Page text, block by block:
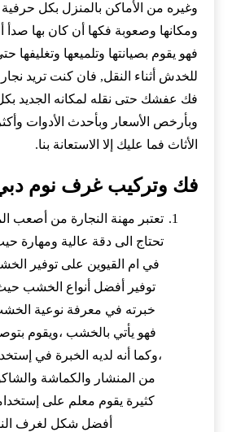
وغيره من الأماكن بالمنزل بكل
ومكانها وصعوبة فكها أن كان بها
فهو يقوم بصيانتها وتلميعها وتغليفها
للخدش أثناء النقل, فان كنت تريد نجار
فك عفشك حتى نقله لمكانه الجديد
وبأرخص الأسعار وبأحدث الأدوات
الأثاث فما عليك إلا الاستعانة بنا.
فك وتركيب غرف نوم
تعتبر مهنة النجارة من أصعب
تحتاج الى دقة عالية ومهارة
في ام القيوين على توفير
توفير أفضل أنواع الخشب
خبرته في معرفة نوعية
فهو يأتي بالخشب ،ويقوم
،وكما أنه لديه الخبرة في
من المنشار والكماشة
كثيرة يقوم معلم على
أفضل شكل لغرف